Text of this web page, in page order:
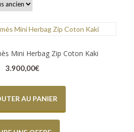
Mini Herbag Zip Coton Kaki
3.900,00€
AU PANIER